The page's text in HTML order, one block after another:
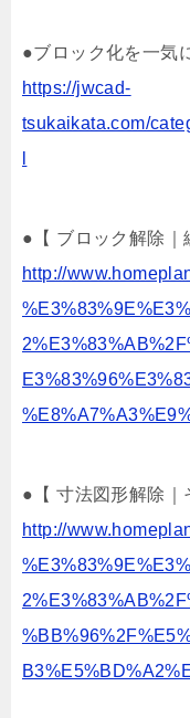
●ブロック化を一気
https://jwcad-
tsukaikata.com/
●【 ブロック解除
http://
●【 寸法図形解除
http://